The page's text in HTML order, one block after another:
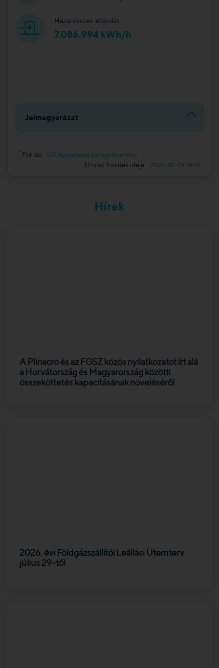
Hazai összes letárolás
7.086.994 kWh/h
Jelmagyarázat
* Forrás: GIE Aggregated Storage Inventory
Utolsó frissítés ideje: 2026. 08. 08. 18:45
Hírek
A Plinacro és az FGSZ közös nyilatkozatot írt alá
a Horvátország és Magyarország közötti
összeköttetés kapacitásának növeléséről
2026. évi Földgázszállítói Leállási Ütemterv
július 29-től